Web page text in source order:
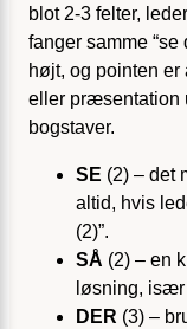
blot 2-3 felter,
fanger samme “se
højt, og pointen
eller præsentation
bogstaver.
SE (2) – det
altid, hvis
(2)”.
SÅ (2) – en
løsning, især
DER (3) –